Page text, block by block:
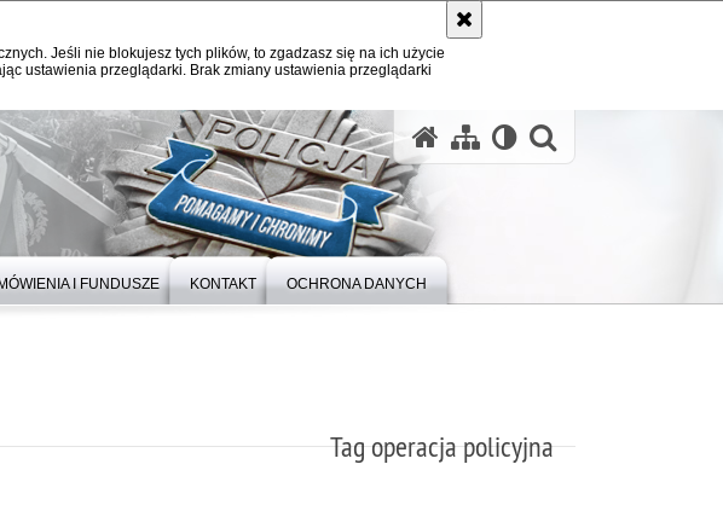
Jeśli nie blokujesz tych plików, to zgadzasz się na ich użycie
ustawienia przeglądarki. Brak zmiany ustawienia przeglądarki
I FUNDUSZE KONTAKT OCHRONA DANYCH
Tag operacja policyjna